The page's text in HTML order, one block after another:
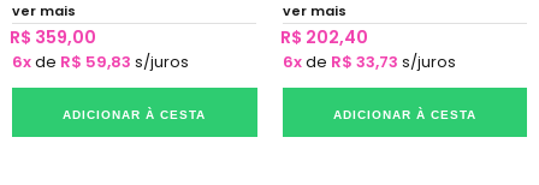
ver mais
R$ 359,00
6xde R$ 59,83 s/juros
ADICIONAR À CESTA
ver mais
R$ 202,40
6xde R$ 33,73 s/juros
ADICIONAR À CESTA